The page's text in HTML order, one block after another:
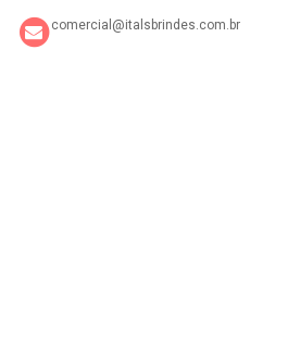
comercial@italsbrindes.com.br